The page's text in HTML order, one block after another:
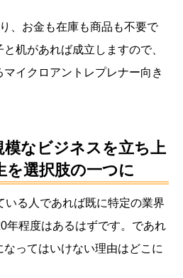
、お金も在庫も商品も不要で
机があれば成立しますので、
イクロアントレプレナー向き
模なビジネスを立ち上
を選択肢の一つに
いる人であれば既に特定の業界
年程度はあるはずです。であれ
ってはいけない理由はどこに